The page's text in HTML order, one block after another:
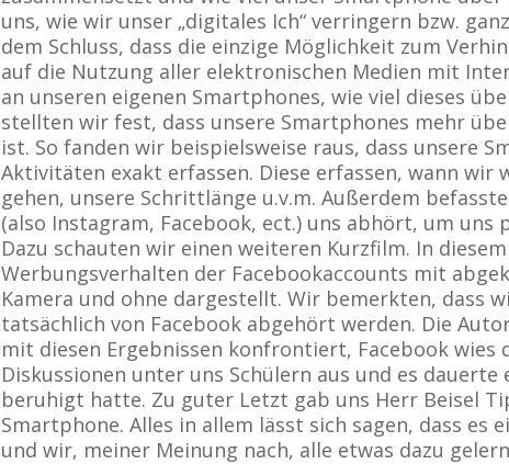
uns, wie wir unser „digitales Ich“ verringern bzw.
dem Schluss, dass die einzige Möglichkeit zum
auf die Nutzung aller elektronischen Medien mit
an unseren eigenen Smartphones, wie viel dieses
stellten wir fest, dass unsere Smartphones mehr
ist. So fanden wir beispielsweise raus, dass unsere
Aktivitäten exakt erfassen. Diese erfassen, wann wir
gehen, unsere Schrittlänge u.v.m. Außerdem
(also Instagram, Facebook, ect.) uns abhört, um uns
Dazu schauten wir einen weiteren Kurzfilm. In
Werbungsverhalten der Facebookaccounts mit
Kamera und ohne dargestellt. Wir bemerkten, dass
tatsächlich von Facebook abgehört werden. Die
mit diesen Ergebnissen konfrontiert, Facebook wies
Diskussionen unter uns Schülern aus und es dauerte
beruhigt hatte. Zu guter Letzt gab uns Herr Beisel
Smartphone. Alles in allem lässt sich sagen, dass es
und wir, meiner Meinung nach, alle etwas dazu